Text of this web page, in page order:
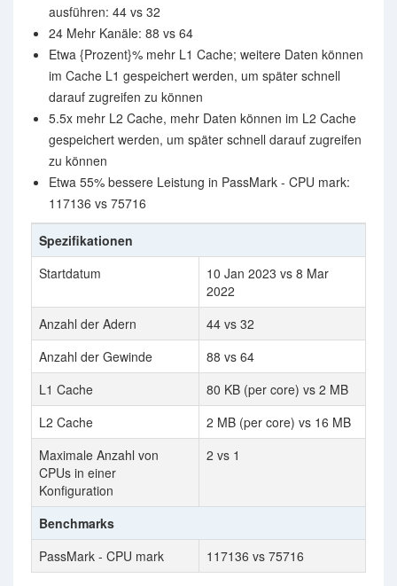
ausführen: 44 vs 32
24 Mehr Kanäle: 88 vs 64
Etwa {Prozent}% mehr L1 Cache; weitere Daten können
im Cache L1 gespeichert werden, um später schnell
darauf zugreifen zu können
5.5x mehr L2 Cache, mehr Daten können im L2 Cache
gespeichert werden, um später schnell darauf zugreifen
zu können
Etwa 55% bessere Leistung in PassMark - CPU mark:
117136 vs 75716
Spezifikationen
Startdatum
10 Jan 2023 vs 8 Mar
2022
Anzahl der Adern
44 vs 32
Anzahl der Gewinde
88 vs 64
L1 Cache
80 KB (per core) vs 2 MB
L2 Cache
2 MB (per core) vs 16 MB
Maximale Anzahl von
CPUs in einer
Konfiguration
2 vs 1
Benchmarks
PassMark - CPU mark
117136 vs 75716